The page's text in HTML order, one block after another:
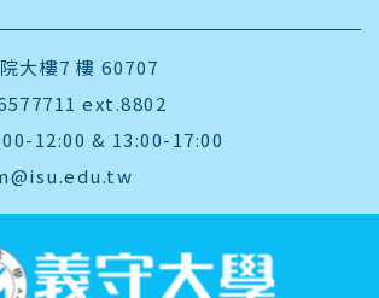
大樓7 樓 60707
ext.8802
12:00 & 13:00-17:00